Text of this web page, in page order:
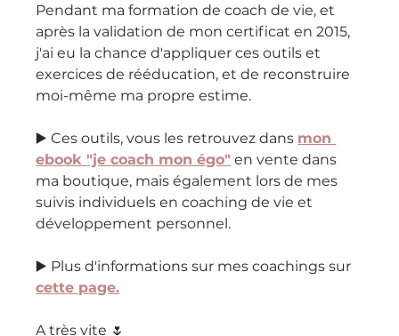
Pendant ma formation de coach de vie, et
après la validation de mon certificat en 2015,
j'ai eu la chance d'appliquer ces outils et
exercices de rééducation, et de reconstruire
moi-même ma propre estime.
▶️ Ces outils, vous les retrouvez dans mon
ebook "je coach mon égo" en vente dans
ma boutique, mais également lors de mes
suivis individuels en coaching de vie et
développement personnel.
▶️ Plus d'informations sur mes coachings sur
cette page.
A très vite 🌷